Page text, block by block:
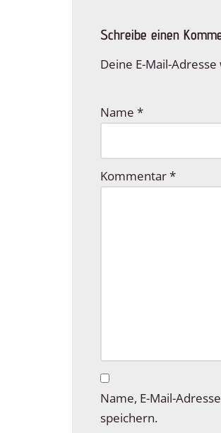
Schreibe einen
Deine E-Mail-
Name *
Kommentar*
Name, E-Mail-
speichern.